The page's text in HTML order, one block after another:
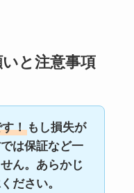
と注意事項
！もし損失が
は保証など一
ん。あらかじ
ださい。